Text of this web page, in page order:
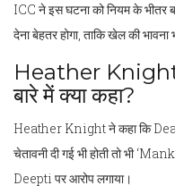
ICC ने इस घटना को नियम के भीतर
देना बेहतर होगा, ताकि खेल की भावना
Heather
बारे में क्या कहा?
Heather Knight ने कहा कि Dean
चेतावनी दी गई भी होती तो भी
Deepti पर आरोप लगाया।